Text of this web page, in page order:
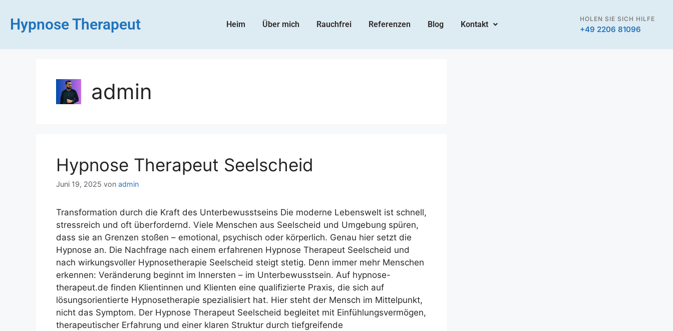
Hypnose Therapeut Heim Über mich Rauchfrei Referenzen Blog Kontakt
HOLEN SIE SICH HILFE
+49 2206 81096
admin
Hypnose Therapeut Seelscheid
Juni 19, 2025 von admin
Transformation durch die Kraft des Unterbewusstseins Die moderne Lebenswelt ist schnell,
stressreich und oft überfordernd. Viele Menschen aus Seelscheid und Umgebung spüren,
dass sie an Grenzen stoßen – emotional, psychisch oder körperlich. Genau hier setzt die
Hypnose an. Die Nachfrage nach einem erfahrenen Hypnose Therapeut Seelscheid und
nach wirkungsvoller Hypnosetherapie Seelscheid steigt stetig. Denn immer mehr Menschen
erkennen: Veränderung beginnt im Innersten – im Unterbewusstsein. Auf hypnose-
therapeut.de finden Klientinnen und Klienten eine qualifizierte Praxis, die sich auf
lösungsorientierte Hypnosetherapie spezialisiert hat. Hier steht der Mensch im Mittelpunkt,
nicht das Symptom. Der Hypnose Therapeut Seelscheid begleitet mit Einfühlungsvermögen,
therapeutischer Erfahrung und einer klaren Struktur durch tiefgreifende